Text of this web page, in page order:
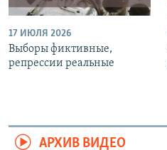
17 ИЮЛЯ 2026
Выборы фиктивные,
репрессии реальные
АРХИВ ВИДЕО